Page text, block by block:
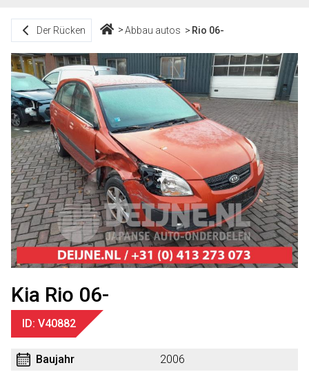
Der Rücken Abbau autos Rio 06-
Kia Rio 06-
ID: V40882
Baujahr
2006